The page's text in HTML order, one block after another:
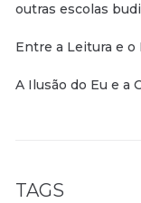
outras escolas
Entre a Leitura e
A Ilusão do Eu e a
TAGS